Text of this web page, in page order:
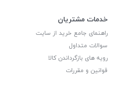
خدمات مشتریان
راهنمای جامع خرید از سایت
سوالات متداول
رویه های بازگرداندن کالا
قوانین و مقررات